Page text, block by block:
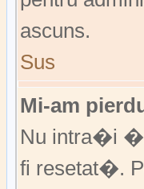
ascuns.
Sus
Mi-am
Nu intra�i
fi resetat�.